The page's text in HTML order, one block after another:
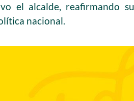
el alcalde, reafirmando
nacional.